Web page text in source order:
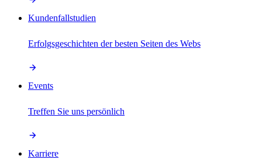
Kundenfallstudien
Erfolgsgeschichten der besten Seiten des Webs
Events
Treffen Sie uns persönlich
Karriere